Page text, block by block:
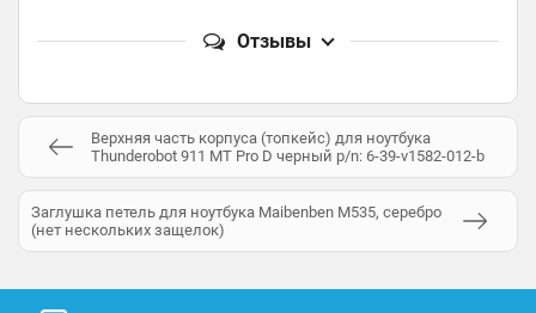
Отзывы
Верхняя часть корпуса (топкейс) для ноутбука
Thunderobot 911 MT Pro D черный p/n: 6-39-v1582-012-b
Заглушка петель для ноутбука Maibenben M535, серебро
(нет нескольких защелок)